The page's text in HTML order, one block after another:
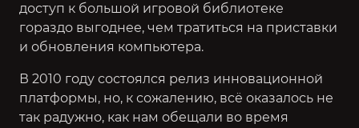
доступ к большой игровой библиотеке
гораздо выгоднее, чем тратиться на приставки
и обновления компьютера.
В 2010 году состоялся релиз инновационной
платформы, но, к сожалению, всё оказалось не
так радужно, как нам обещали во время